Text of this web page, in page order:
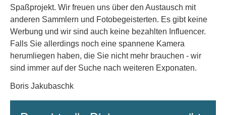
Spaßprojekt. Wir freuen uns über den Austausch mit
anderen Sammlern und Fotobegeisterten. Es gibt keine
Werbung und wir sind auch keine bezahlten Influencer.
Falls Sie allerdings noch eine spannene Kamera
herumliegen haben, die Sie nicht mehr brauchen - wir
sind immer auf der Suche nach weiteren Exponaten.
Boris Jakubaschk